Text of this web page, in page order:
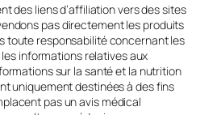
des liens d’affiliation vers des sites
pas directement les produits
toute responsabilité concernant les
informations relatives aux
sur la santé et la nutrition
uniquement destinées à des fins
pas un avis médical